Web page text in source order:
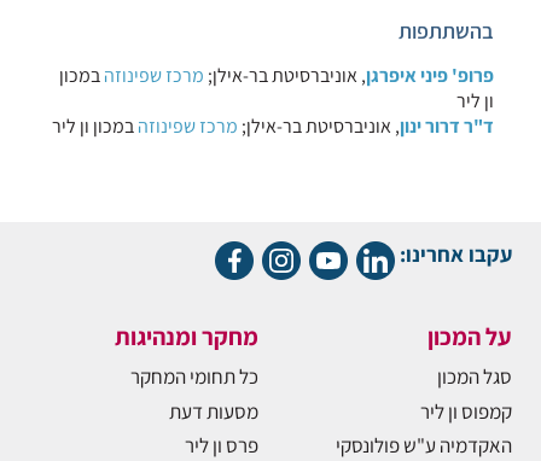
בהשתתפות
פרופ' פיני איפרגן, אוניברסיטת בר-אילן; מרכז שפינוזהבמכון
ון ליר
ד"ר דרור ינון, אוניברסיטת בר-אילן; מרכז שפינוזהבמכון ון ליר
עקבו אחרינו:
על המכון
סגל המכון
קמפוס ון ליר
האקדמיה ע"ש פולונסקי
מחקר ומנהיגות
כל תחומי המחקר
מסעות דעת
פרס ון ליר